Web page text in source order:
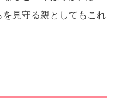
見守る親としてもこれ